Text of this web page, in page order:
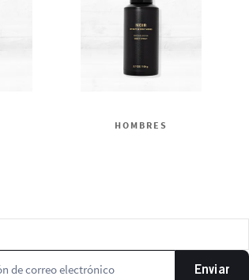
HOMBRES
Enviar